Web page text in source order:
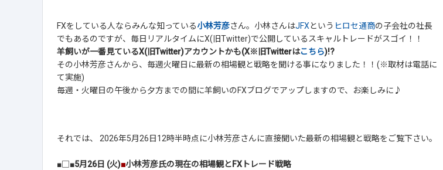
FXをしている人ならみんな知っている小林芳彦さん。小林さんはJFXという ヒロセ通商の子会社の社長
でもあるのですが、毎日リアルタイムにX(旧Twitter)で公開しているスキャルトレードがスゴイ！！
羊飼いが一番見ているX(旧Twitter)アカウントかも(X※旧Twitterはこちら)!?
その小林芳彦さんから、毎週火曜日に最新の相場観と戦略を聞ける事になりました！！(※取材は電話に
て実施)
毎週・火曜日の午後から夕方までの間に羊飼いのFXブログでアップしますので、お楽しみに♪
それでは、 2026年5月26日12時半時点に小林芳彦さんに直接聞いた最新の相場観と戦略をご覧下さい。
■□■5月26日 (火)■小林芳彦氏の現在の相場観とFXトレード戦略